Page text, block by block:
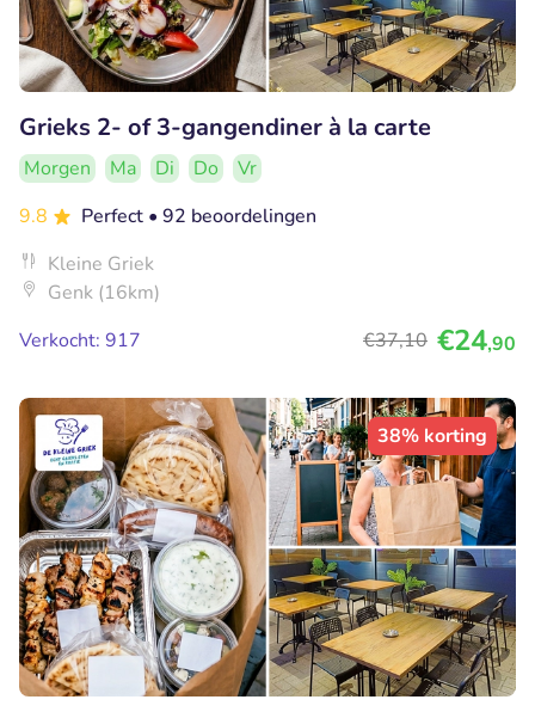
Grieks 2- of 3-gangendiner à la carte
Morgen Ma Di Do
Vr
9.8
Perfect • 92 beoordelingen
Kleine Griek
Genk (16km)
Verkocht: 917
€37,10 €24,90
38% korting